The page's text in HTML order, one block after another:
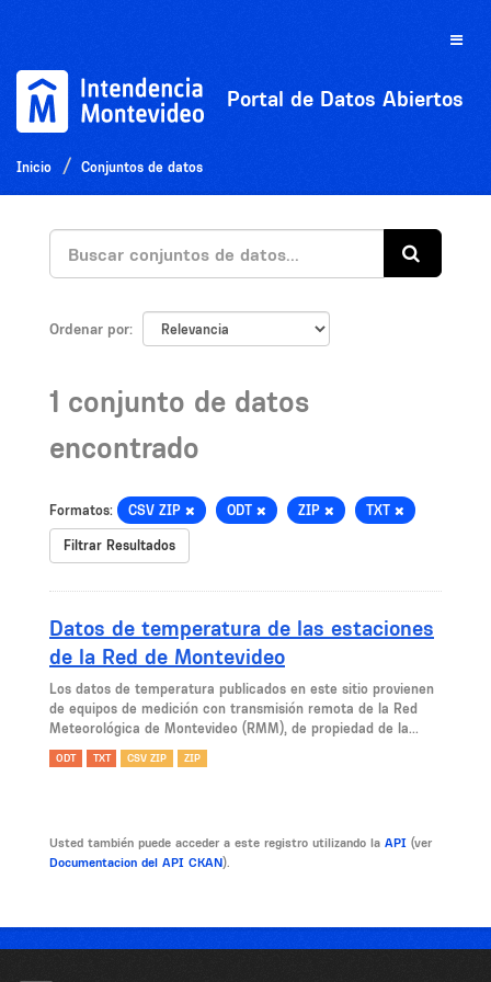
Toggle
Portal de Datos Abiertos
Inicio Conjuntos de datos
Ordenar por
1 conjunto de datos
encontrado
Formatos: CSV ZIP ODT ZIP TXT
Filtrar Resultados
Datos de temperatura de las estaciones
de la Red de Montevideo
Los datos de temperatura publicados en este sitio provienen
de equipos de medición con transmisión remota de la Red
Meteorológica de Montevideo (RMM), de propiedad de la...
ODT TXT CSV ZIP ZIP
Usted también puede acceder a este registro utilizando la API (ver
Documentacion del API CKAN).